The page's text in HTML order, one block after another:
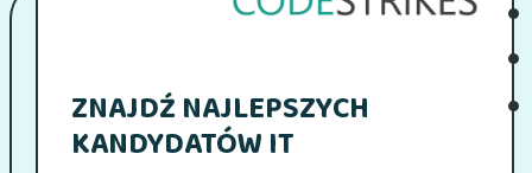
ZNAJDŹ NAJLEPSZYCH
KANDYDATÓW IT